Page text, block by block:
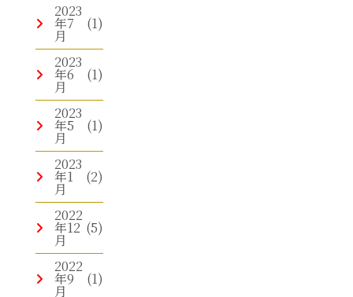
2023
年7
月
(1)
2023
年6
月
(1)
2023
年5
月
(1)
2023
年1
月
(2)
2022
年12
月
(5)
2022
年9
月
(1)